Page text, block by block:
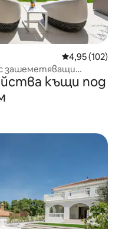
Средна
4,95 (102)
зашеметяващи
къщи под